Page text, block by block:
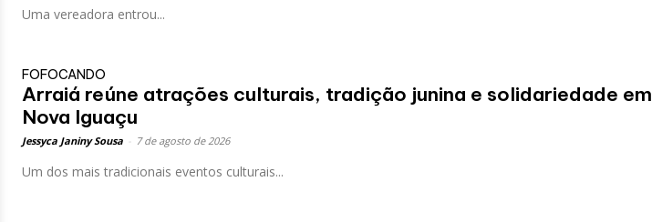
Uma vereadora entrou...
FOFOCANDO
Arraiá reúne atrações culturais, tradição junina e solidariedade em
Nova Iguaçu
Jessyca Janiny Sousa 7 de agosto de 2026
Um dos mais tradicionais eventos culturais...